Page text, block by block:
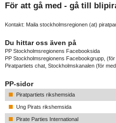
För att gå med - gå till
Kontakt: Maila stockholmsregionen (at)
Du hittar oss även på
PP Stockholmsregionens Facebooksida
PP Stockholmsregionens Facebookgrupp ,
Piratpartiets chat, Stockholmskanalen (för
PP-sidor
Piratpartiets rikshemsida
Ung Pirats rikshemsida
Pirate Parties International